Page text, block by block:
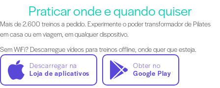
Praticar onde e quando quiser
Mais de 2.600 treinos a pedido. Experimente o poder transformador de Pilates
em casa ou em viagem, em qualquer dispositivo.
Sem WiFi? Descarregue vídeos para treinos offline, onde quer que esteja.
Descarregar na
Loja de aplicativos
Obter no
Google Play